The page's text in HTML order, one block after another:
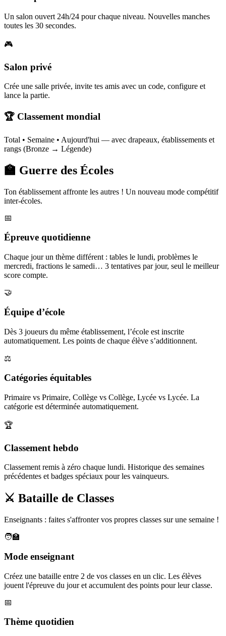
Un salon ouvert 24h/24 pour chaque niveau. Nouvelles manches
toutes les 30 secondes.
🎮
Salon privé
Crée une salle privée, invite tes amis avec un code, configure et
lance la partie.
🏆 Classement mondial
Total • Semaine • Aujourd'hui — avec drapeaux, établissements et
rangs (Bronze → Légende)
🏫 Guerre des Écoles
Ton établissement affronte les autres ! Un nouveau mode compétitif
inter-écoles.
📅
Épreuve quotidienne
Chaque jour un thème différent : tables le lundi, problèmes le
mercredi, fractions le samedi… 3 tentatives par jour, seul le meilleur
score compte.
🤝
Équipe d’école
Dès 3 joueurs du même établissement, l’école est inscrite
automatiquement. Les points de chaque élève s’additionnent.
⚖️
Catégories équitables
Primaire vs Primaire, Collège vs Collège, Lycée vs Lycée. La
catégorie est déterminée automatiquement.
🏆
Classement hebdo
Classement remis à zéro chaque lundi. Historique des semaines
précédentes et badges spéciaux pour les vainqueurs.
⚔️ Bataille de Classes
Enseignants : faites s'affronter vos propres classes sur une semaine !
🧑‍🏫
Mode enseignant
Créez une bataille entre 2 de vos classes en un clic. Les élèves
jouent l'épreuve du jour et accumulent des points pour leur classe.
📅
Thème quotidien